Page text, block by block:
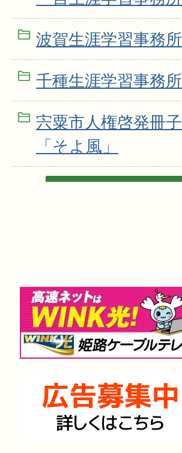
波賀生涯学習事務所
千種生涯学習事務所
宍粟市人権啓発冊子
「そよ風」